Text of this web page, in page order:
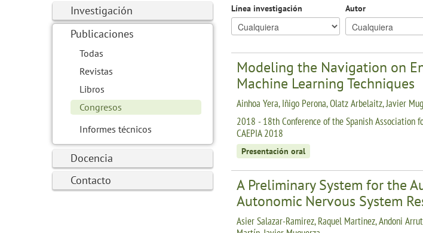
Investigación
Publicaciones
Todas
Revistas
Libros
Congresos
Informes técnicos
Docencia
Contacto
Línea investigación Autor
Modeling the Navigation on
Machine Learning Techniques
Ainhoa Yera, Iñigo Perona, Olatz Arbelaitz, Javier
2018 - 18th Conference of the Spanish Association
CAEPIA 2018
Presentación oral
A Preliminary System for the
Autonomic Nervous System
Asier Salazar-Ramirez, Raquel Martinez, Andoni